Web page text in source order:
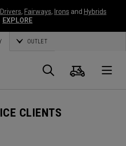
Drivers, Fairways, Irons and Hybrids
EXPLORE
OUTLET
Panier
CLIENTS